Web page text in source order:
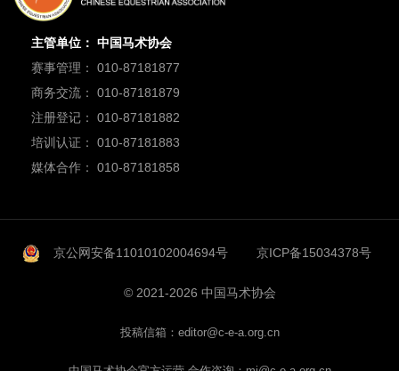
主管单位： 中国马术协会
赛事管理： 010-87181877
商务交流： 010-87181879
注册登记： 010-87181882
培训认证： 010-87181883
媒体合作： 010-87181858
京公网安备11010102004694号 京ICP备15034378号
© 2021-2026 中国马术协会
投稿信箱：editor@c-e-a.org.cn